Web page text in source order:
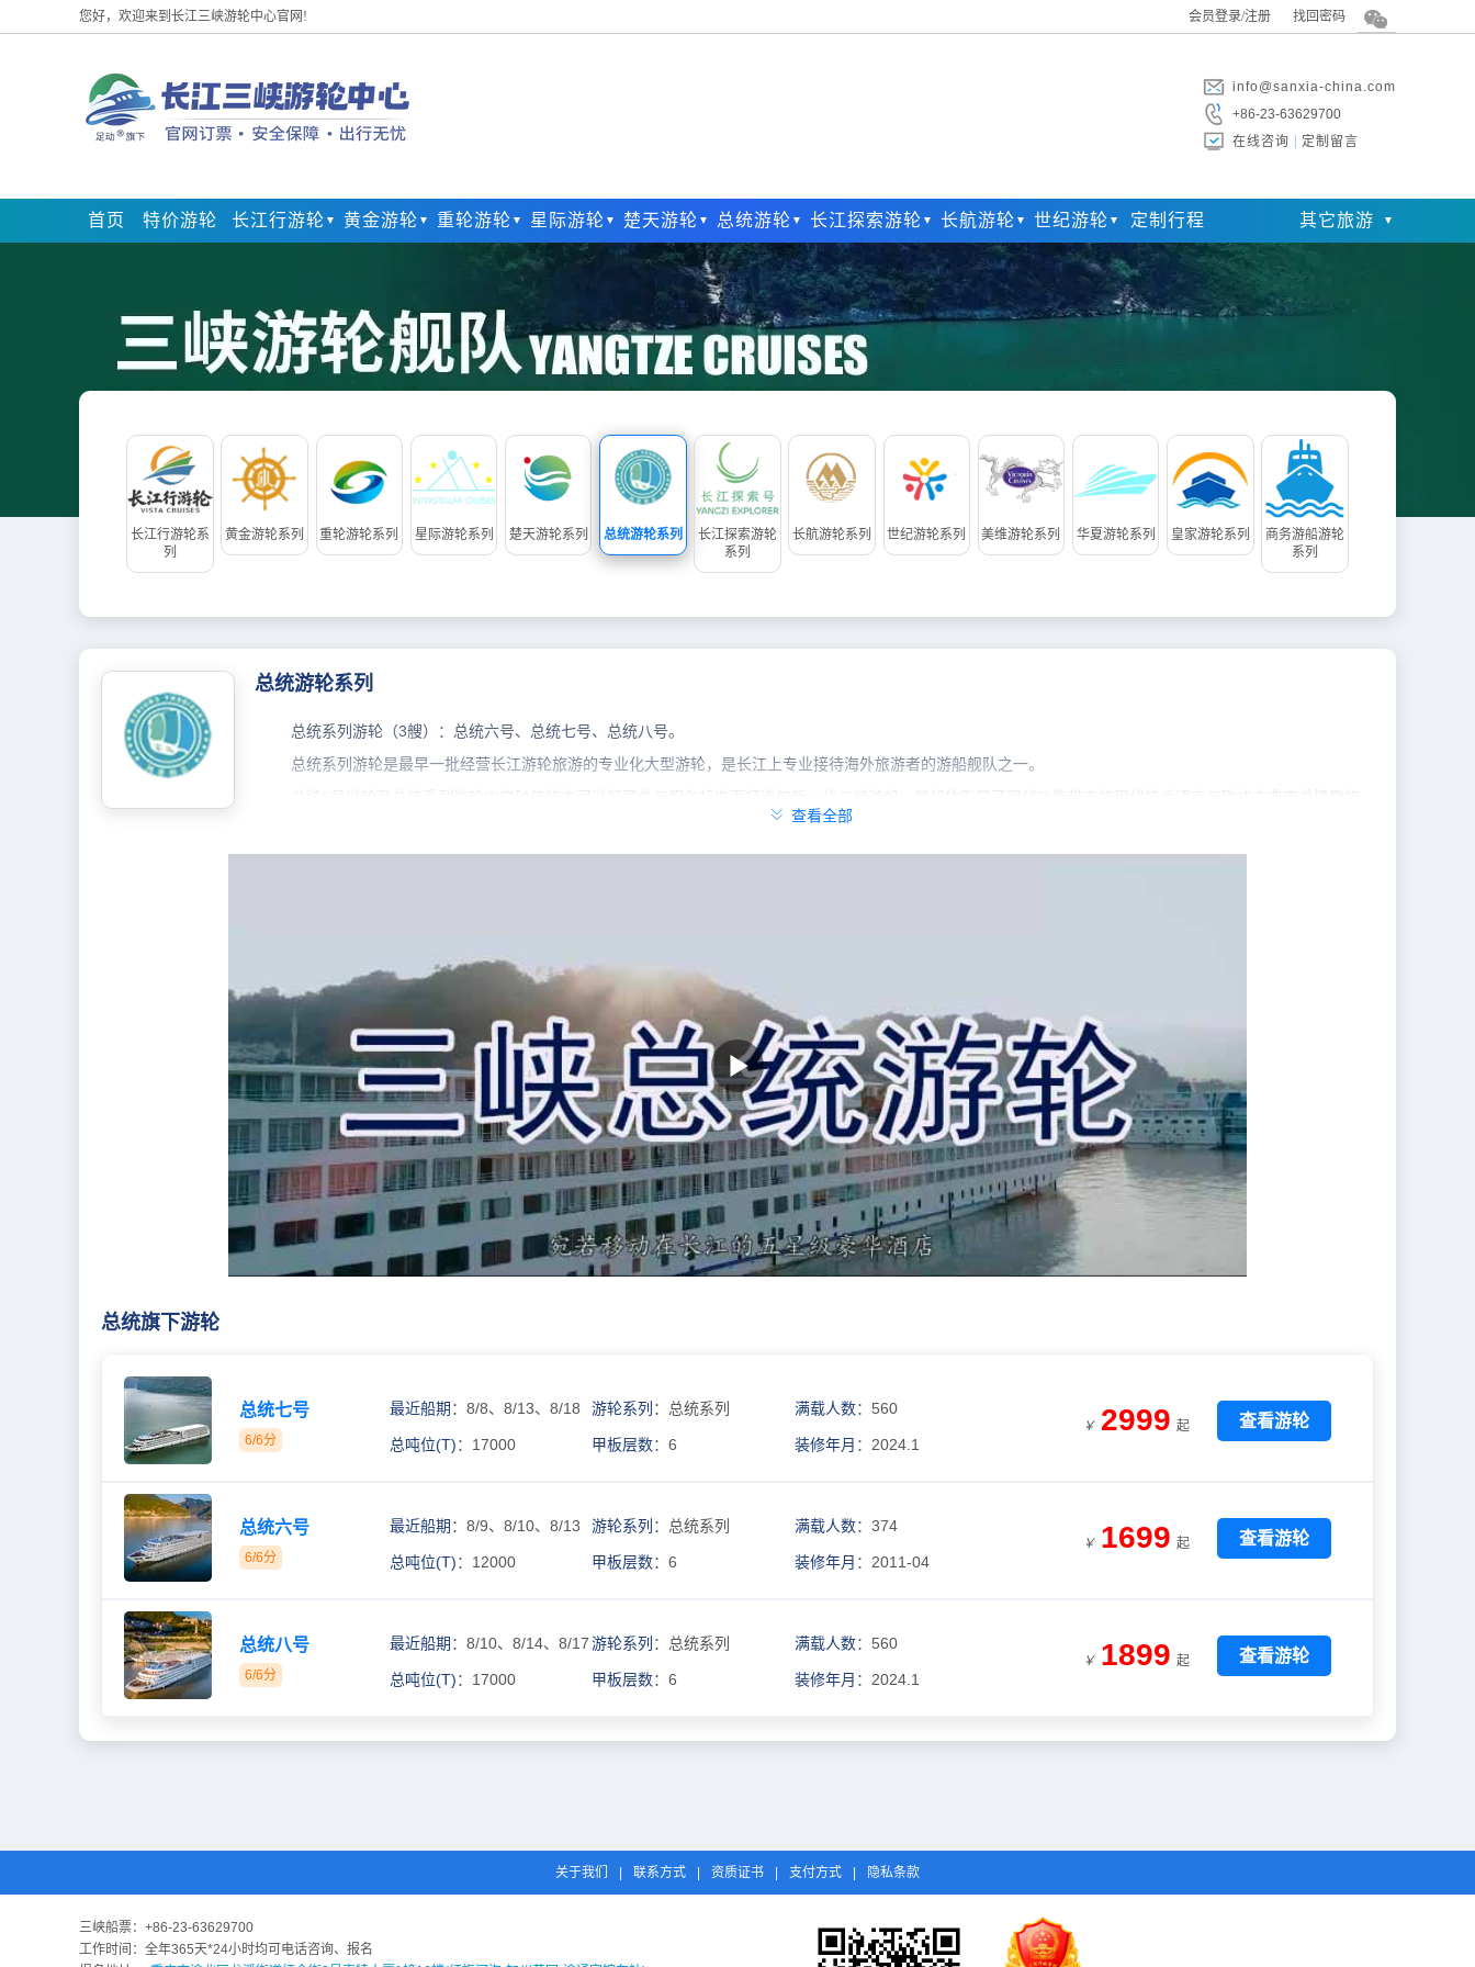
您好，欢迎来到长江三峡游轮中心官网! 会员登录/注册 找回密码
info@sanxia-china.com
+86-23-63629700
在线咨询
定制留言
首页 特价游轮 长江行游轮 黄金游轮 重轮游轮 星际游轮 楚天游轮 总统游轮 长江探索游轮 长航游轮 世纪游轮 定制行程 其它旅游
长江行游轮系
列
黄金游轮系列 重轮游轮系列 星际游轮系列 楚天游轮系列 总统游轮系列
长江探索游轮
系列
长航游轮系列 世纪游轮系列 美维游轮系列 华夏游轮系列 皇家游轮系列
商务游船游轮
系列
总统游轮系列
总统系列游轮（3艘）：总统六号、总统七号、总统八号。
总统系列游轮是最早一批经营长江游轮旅游的专业化大型游轮，是长江上专业接待海外旅游者的游船舰队之一。
2013年4月投入运营的“总统七号”和“总统八号”游轮，是相同设计、相同工艺的姊妹舰，皆为最新一代的万吨级游轮，拥有更多的娱乐设施，可以满足游客各种需
 查看全部
总统旗下游轮
总统七号
6/6分
最近船期 ：8/8、8/13、8/18 游轮系列 ：总统系列 满载人数：560
总吨位(T)：17000 甲板层数：6 装修年月 ：2024.1
￥ 2999 起 查看游轮
总统六号
6/6分
最近船期 ：8/9、8/10、8/13 游轮系列 ：总统系列 满载人数：374
总吨位(T)：12000 甲板层数：6 装修年月 ：2011-04
￥ 1699 起 查看游轮
总统八号
6/6分
最近船期 ：8/10、8/14、8/17 游轮系列 ：总统系列 满载人数：560
总吨位(T)：17000 甲板层数：6 装修年月 ：2024.1
￥ 1899 起 查看游轮
关于我们 联系方式 资质证书 支付方式 隐私条款
三峡船票： +86-23-63629700
工作时间：全年365天*24小时均可电话咨询、报名